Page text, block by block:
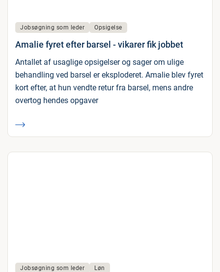
Jobsøgning som leder Opsigelse
Amalie fyret efter barsel - vikarer fik jobbet
Antallet af usaglige opsigelser og sager om ulige
behandling ved barsel er eksploderet. Amalie blev fyret
kort efter, at hun vendte retur fra barsel, mens andre
overtog hendes opgaver
Jobsøgning som leder Løn